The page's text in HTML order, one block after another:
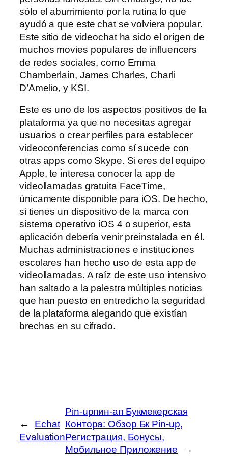
sólo el aburrimiento por la rutina lo que
ayudó a que este chat se volviera popular.
Este sitio de videochat ha sido el origen de
muchos movies populares de influencers
de redes sociales, como Emma
Chamberlain, James Charles, Charli
D’Amelio, y KSI.
Este es uno de los aspectos positivos de la
plataforma ya que no necesitas agregar
usuarios o crear perfiles para establecer
videoconferencias como sí sucede con
otras apps como Skype. Si eres del equipo
Apple, te interesa conocer la app de
videollamadas gratuita FaceTime,
únicamente disponible para iOS. De hecho,
si tienes un dispositivo de la marca con
sistema operativo iOS 4 o superior, esta
aplicación debería venir preinstalada en él.
Muchas administraciones e instituciones
escolares han hecho uso de esta app de
videollamadas. A raíz de este uso intensivo
han saltado a la palestra múltiples noticias
que han puesto en entredicho la seguridad
de la plataforma alegando que existían
brechas en su cifrado.
←
Echat
Evaluation
Pin-upпин-ап Букмекерская
Контора: Обзор Бк Pin-up,
Регистрация, Бонусы,
Мобильное Приложение
→